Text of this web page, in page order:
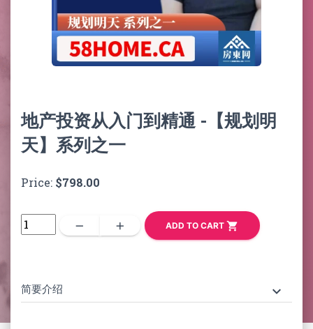
地产投资从入门到精通 -【规划明
天】系列之一
Price: $798.00
remove add ADD TO CART shopping_cart
简要介绍 keyboard_arrow_down